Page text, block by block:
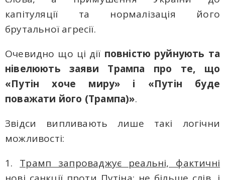
капітуляції та нормалізація його
брутальної агресії.
Очевидно що ці дії повністю руйнують та
нівелюють заяви Трампа про те, що
«Путін хоче миру» і «Путін буде
поважати його (Трампа)».
Звідси випливають лише такі логічни
можливості:
1. Трамп запроваджує реальні, фактичні